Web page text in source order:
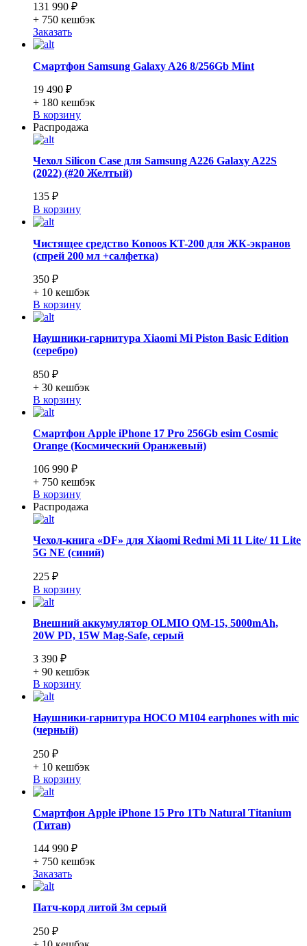
131 990 ₽
+ 750 кешбэк
Заказать
Смартфон Samsung Galaxy A26 8/256Gb Mint
19 490 ₽
+ 180 кешбэк
В корзину
Распродажа
Чехол Silicon Case для Samsung A226 Galaxy A22S
(2022) (#20 Желтый)
135 ₽
В корзину
Чистящее средство Konoos KT-200 для ЖК-экранов
(спрей 200 мл +салфетка)
350 ₽
+ 10 кешбэк
В корзину
Наушники-гарнитура Xiaomi Mi Piston Basic Edition
(серебро)
850 ₽
+ 30 кешбэк
В корзину
Смартфон Apple iPhone 17 Pro 256Gb esim Cosmic
Orange (Космический Оранжевый)
106 990 ₽
+ 750 кешбэк
В корзину
Распродажа
Чехол-книга «DF» для Xiaomi Redmi Mi 11 Lite/ 11 Lite
5G NE (синий)
225 ₽
В корзину
Внешний аккумулятор OLMIO QM-15, 5000mAh,
20W PD, 15W Mag-Safe, серый
3 390 ₽
+ 90 кешбэк
В корзину
Наушники-гарнитура HOCO M104 earphones with mic
(черный)
250 ₽
+ 10 кешбэк
В корзину
Смартфон Apple iPhone 15 Pro 1Tb Natural Titanium
(Титан)
144 990 ₽
+ 750 кешбэк
Заказать
Патч-корд литой 3м серый
250 ₽